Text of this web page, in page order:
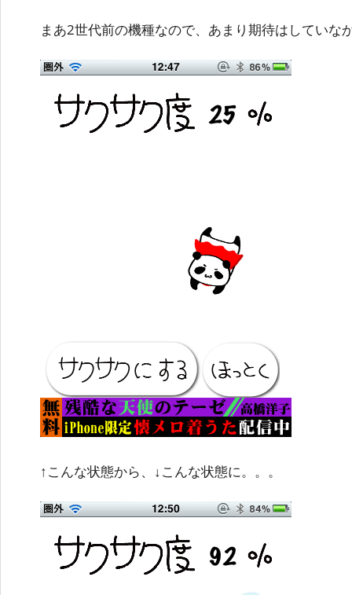
まあ2世代前の機種なので、あまり期待はしていな
↑こんな状態から、↓こんな状態に。。。